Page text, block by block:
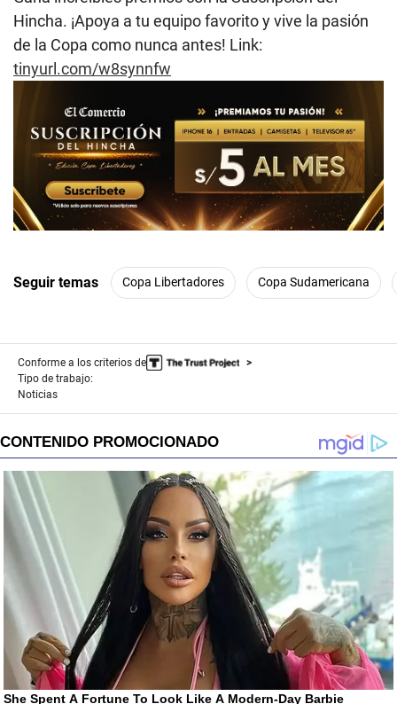
Hincha. ¡Apoya a tu equipo favorito y vive la pasión
de la Copa como nunca antes! Link:
tinyurl.com/w8synnfw
Seguir temas Copa Libertadores Copa Sudamericana
Conforme a los criterios de
Tipo de trabajo:
Noticias